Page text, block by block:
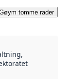
tomme rader